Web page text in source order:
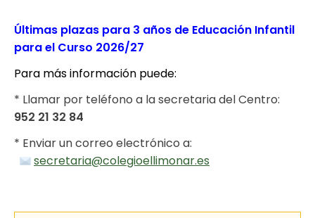
Últimas plazas para 3 años de Educación Infantil
para el Curso 2026/27
Para más información puede:
* Llamar por teléfono a la secretaria del Centro:
952 21 32 84
* Enviar un correo electrónico a:
secretaria@colegioellimonar.es